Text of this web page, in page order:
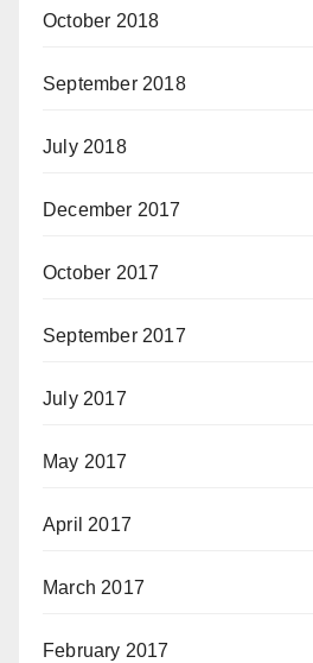
October 2018
September 2018
July 2018
December 2017
October 2017
September 2017
July 2017
May 2017
April 2017
March 2017
February 2017